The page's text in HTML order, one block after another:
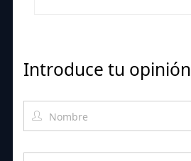
Introduce tu opinión